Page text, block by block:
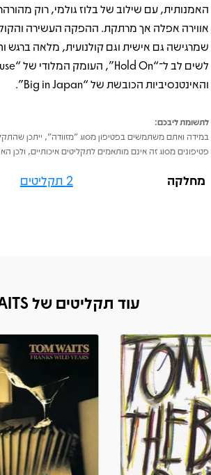
האמנותית, עם שילוב של בלוז גולמי, רוק
אווירה אפלה אך מרתקת. ההפקה העשירה והקול
שמרגישה גם אישית וגם קולנועית, מלאה ברגש
והאינטנסיביות הכובשת של “Big in Japan”.
לתשומת ליבכם:
במידה ואתם משתמשים בפטיפון מסוג "מזוודה", ייתכן
פטיפונים מסוג זה אינם מותאמים לתקליטים איכותיים,
מחלקה 2 תקליטים
עוד תקליטים של TOM WAITS